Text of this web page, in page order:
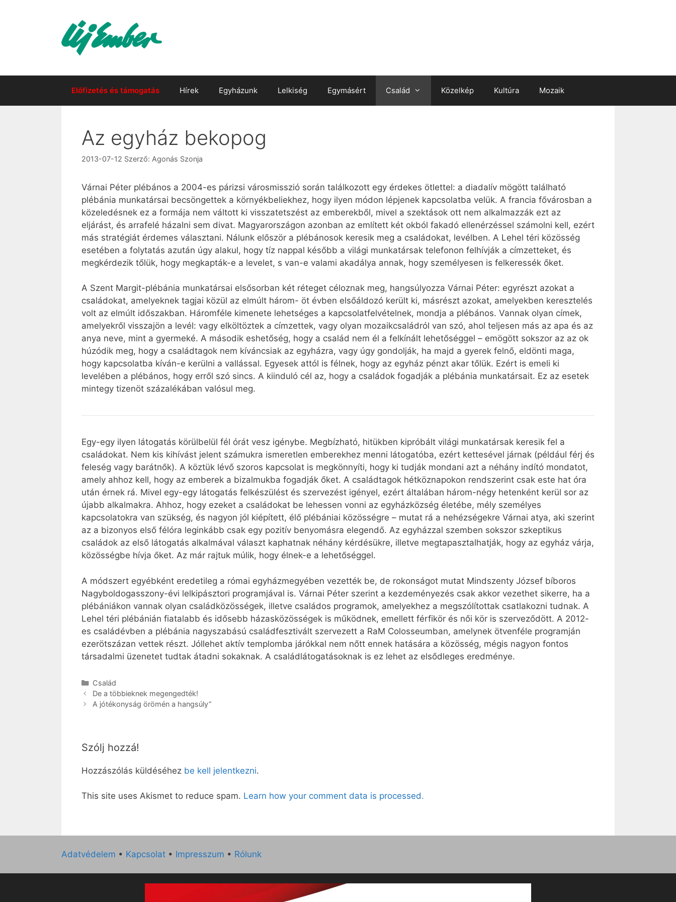
Előfizetés és támogatás Hírek Egyházunk Lelkiség Egymásért Család Közelkép Kultúra Mozaik
Az egyház bekopog
2013-07-12 Szerző: Agonás Szonja
Várnai Péter plébános a 2004-es párizsi városmisszió során találkozott egy érdekes ötlettel: a diadalív mögött található
plébánia munkatársai becsöngettek a környékbeliekhez, hogy ilyen módon lépjenek kapcsolatba velük. A francia fővárosban a
közeledésnek ez a formája nem váltott ki visszatetszést az emberekből, mivel a szektások ott nem alkalmazzák ezt az
eljárást, és arrafelé házalni sem divat. Magyarországon azonban az említett két okból fakadó ellenérzéssel számolni kell, ezért
más stratégiát érdemes választani. Nálunk először a plébánosok keresik meg a családokat, levélben. A Lehel téri közösség
esetében a folytatás azután úgy alakul, hogy tíz nappal később a világi munkatársak telefonon felhívják a címzetteket, és
megkérdezik tőlük, hogy megkapták-e a levelet, s van-e valami akadálya annak, hogy személyesen is felkeressék őket.
A Szent Margit-plébánia munkatársai elsősorban két réteget céloznak meg, hangsúlyozza Várnai Péter: egyrészt azokat a
családokat, amelyeknek tagjai közül az elmúlt három- öt évben elsőáldozó került ki, másrészt azokat, amelyekben keresztelés
volt az elmúlt időszakban. Háromféle kimenete lehetséges a kapcsolatfelvételnek, mondja a plébános. Vannak olyan címek,
amelyekről visszajön a levél: vagy elköltöztek a címzettek, vagy olyan mozaikcsaládról van szó, ahol teljesen más az apa és az
anya neve, mint a gyermeké. A második eshetőség, hogy a család nem él a felkínált lehetőséggel – emögött sokszor az az ok
húzódik meg, hogy a családtagok nem kíváncsiak az egyházra, vagy úgy gondolják, ha majd a gyerek felnő, eldönti maga,
hogy kapcsolatba kíván-e kerülni a vallással. Egyesek attól is félnek, hogy az egyház pénzt akar tőlük. Ezért is emeli ki
levelében a plébános, hogy erről szó sincs. A kiinduló cél az, hogy a családok fogadják a plébánia munkatársait. Ez az esetek
mintegy tizenöt százalékában valósul meg.
Egy-egy ilyen látogatás körülbelül fél órát vesz igénybe. Megbízható, hitükben kipróbált világi munkatársak keresik fel a
családokat. Nem kis kihívást jelent számukra ismeretlen emberekhez menni látogatóba, ezért kettesével járnak (például férj és
feleség vagy barátnők). A köztük lévő szoros kapcsolat is megkönnyíti, hogy ki tudják mondani azt a néhány indító mondatot,
amely ahhoz kell, hogy az emberek a bizalmukba fogadják őket. A családtagok hétköznapokon rendszerint csak este hat óra
után érnek rá. Mivel egy-egy látogatás felkészülést és szervezést igényel, ezért általában három-négy hetenként kerül sor az
újabb alkalmakra. Ahhoz, hogy ezeket a családokat be lehessen vonni az egyházközség életébe, mély személyes
kapcsolatokra van szükség, és nagyon jól kiépített, élő plébániai közösségre – mutat rá a nehézségekre Várnai atya, aki szerint
az a bizonyos első félóra leginkább csak egy pozitív benyomásra elegendő. Az egyházzal szemben sokszor szkeptikus
családok az első látogatás alkalmával választ kaphatnak néhány kérdésükre, illetve megtapasztalhatják, hogy az egyház várja,
közösségbe hívja őket. Az már rajtuk múlik, hogy élnek-e a lehetőséggel.
A módszert egyébként eredetileg a római egyházmegyében vezették be, de rokonságot mutat Mindszenty József bíboros
Nagyboldogasszony-évi lelkipásztori programjával is. Várnai Péter szerint a kezdeményezés csak akkor vezethet sikerre, ha a
plébániákon vannak olyan családközösségek, illetve családos programok, amelyekhez a megszólítottak csatlakozni tudnak. A
Lehel téri plébánián fiatalabb és idősebb házasközösségek is működnek, emellett férfikör és női kör is szerveződött. A 2012-
es családévben a plébánia nagyszabású családfesztivált szervezett a RaM Colosseumban, amelynek ötvenféle programján
ezerötszázan vettek részt. Jóllehet aktív templomba járókkal nem nőtt ennek hatására a közösség, mégis nagyon fontos
társadalmi üzenetet tudtak átadni sokaknak. A családlátogatásoknak is ez lehet az elsődleges eredménye.
Kategória
Család
De a többieknek megengedték!
A jótékonyság örömén a hangsúly”
Szólj hozzá!
Hozzászólás küldéséhez be kell jelentkezni.
This site uses Akismet to reduce spam. Learn how your comment data is processed.
Adatvédelem • Kapcsolat • Impresszum • Rólunk